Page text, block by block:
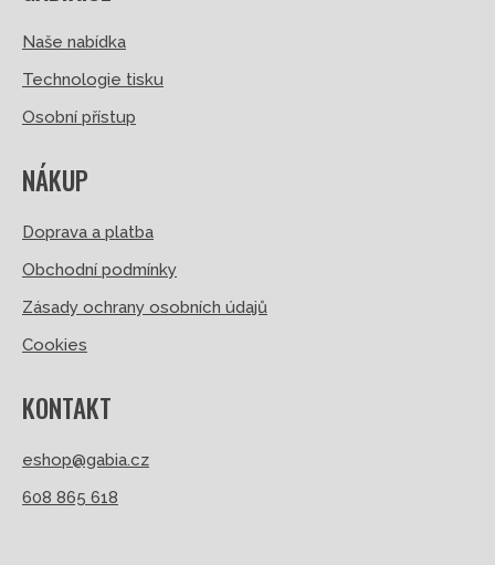
Naše nabídka
Technologie tisku
Osobní přístup
NÁKUP
Doprava a platba
Obchodní podmínky
Zásady ochrany osobních údajů
Cookies
KONTAKT
eshop@gabia.cz
608 865 618